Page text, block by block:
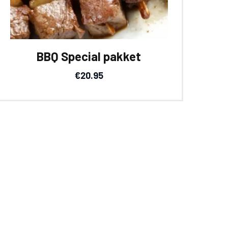
BBQ Special pakket
€20.95